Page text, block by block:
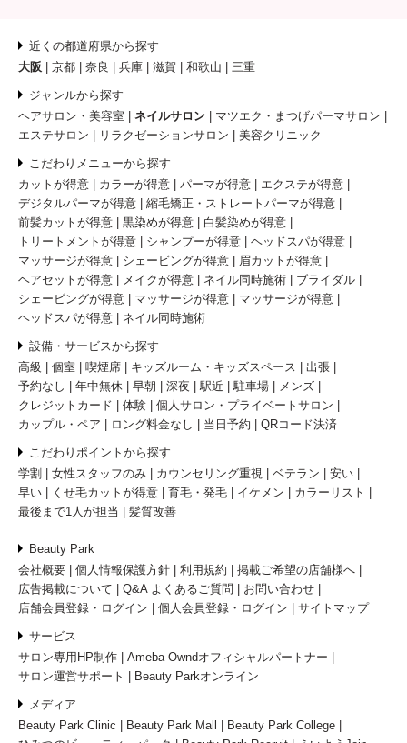
近くの都道府県から探す
大阪
京都 奈良 兵庫 滋賀 和歌山 三重
ジャンルから探す
ヘアサロン・美容室
ネイルサロン
マツエク・まつげパーマサロン
エステサロン
リラクゼーションサロン 美容クリニック
こだわりメニューから探す
カットが得意
カラーが得意 パーマが得意
エクステが得意
デジタルパーマが得意
縮毛矯正・ストレートパーマが得意
前髪カットが得意
黒染めが得意
白髪染めが得意
トリートメントが得意
シャンプーが得意
ヘッドスパが得意
マッサージが得意
シェービングが得意
眉カットが得意
ヘアセットが得意
メイクが得意 ネイル同時施術
ブライダル
シェービングが得意
マッサージが得意
マッサージが得意
ヘッドスパが得意
ネイル同時施術
設備・サービスから探す
高級
個室 喫煙席 キッズルーム・キッズスペース
出張
予約なし
年中無休 早朝 深夜 駅近 駐車場
メンズ
クレジットカード
体験
個人サロン・プライベートサロン
カップル・ペア
ロング料金なし 当日予約 QRコード決済
こだわりポイントから探す
学割
女性スタッフのみ カウンセリング重視 ベテラン
安い
早い
くせ毛カットが得意 育毛・発毛 イケメン
カラーリスト
最後まで1人が担当
髪質改善
Beauty Park
会社概要
個人情報保護方針 利用規約
掲載ご希望の店舗様へ
広告掲載について
Q&A よくあるご質問
お問い合わせ
店舗会員登録・ログイン
個人会員登録・ログイン サイトマップ
サービス
サロン専用HP制作
Ameba Owndオフィシャルパートナー
サロン運営サポート
Beauty Parkオンライン
メディア
Beauty Park Clinic
Beauty Park Mall
Beauty Park College